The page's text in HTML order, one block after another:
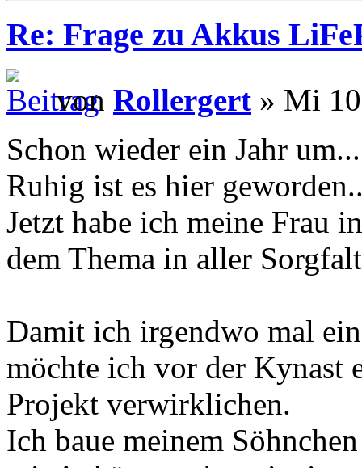
Re: Frage zu Akkus
von Rollergert » Mi
Schon wieder ein Jahr
Ruhig ist es hier
Jetzt habe ich meine Frau
dem Thema in aller
Damit ich irgendwo mal
möchte ich vor der Kynast
Projekt verwirklichen.
Ich baue meinem